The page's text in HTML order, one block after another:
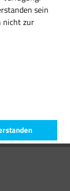
183 x 69
sein
nicht zur